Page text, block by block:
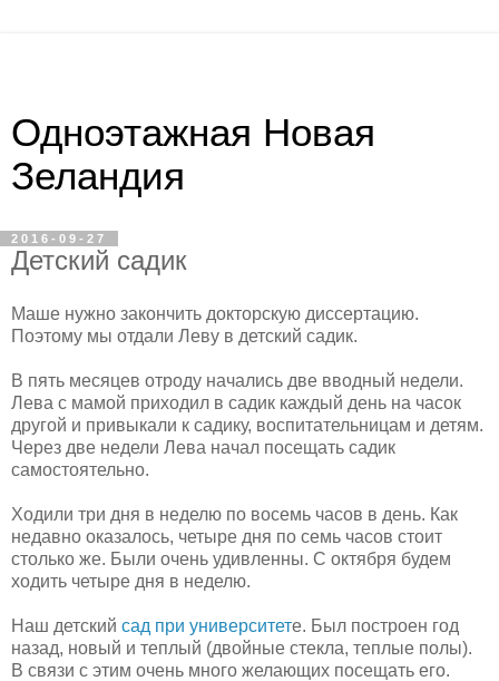
Одноэтажная Новая
Зеландия
2016-09-27
Детский садик
Маше нужно закончить докторскую диссертацию.
Поэтому мы отдали Леву в детский садик.
В пять месяцев отроду начались две вводный недели.
Лева с мамой приходил в садик каждый день на часок
другой и привыкали к садику, воспитательницам и детям.
Через две недели Лева начал посещать садик
самостоятельно.
Ходили три дня в неделю по восемь часов в день. Как
недавно оказалось, четыре дня по семь часов стоит
столько же. Были очень удивленны. С октября будем
ходить четыре дня в неделю.
Наш детский сад при университете. Был построен год
назад, новый и теплый (двойные стекла, теплые полы).
В связи с этим очень много желающих посещать его.